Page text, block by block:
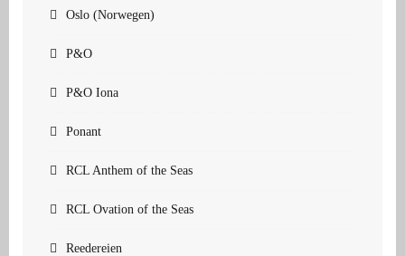
Oslo (Norwegen)
P&O
P&O Iona
Ponant
RCL Anthem of the Seas
RCL Ovation of the Seas
Reedereien